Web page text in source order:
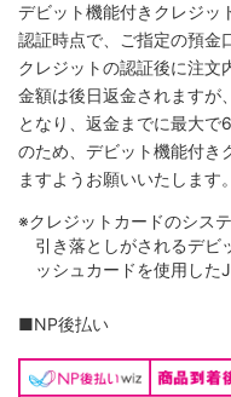
デビット機能付きクレジッ
認証時点で、ご指定の預金
クレジットの認証後に注文
金額は後日返金されますが
となり、返金までに最大
のため、デビット機能付き
ますようお願いいたします。
※クレジットカードのシス
引き落としがされるデビ
ッシュカードを使用した
■NP後払い